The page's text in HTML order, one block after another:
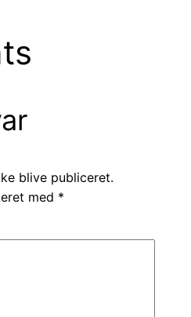
blive publiceret.
med *